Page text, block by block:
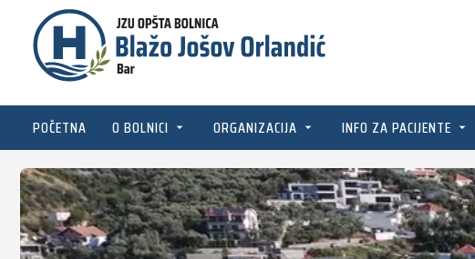
POČETNA O BOLNICI ORGANIZACIJA INFO ZA PACIJENTE